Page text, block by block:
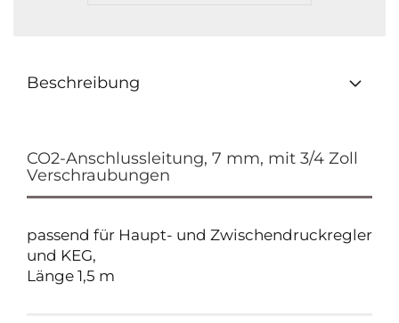
Beschreibung
CO2-Anschlussleitung, 7 mm, mit 3/4 Zoll
Verschraubungen
passend für Haupt- und Zwischendruckregler
und KEG,
Länge 1,5 m